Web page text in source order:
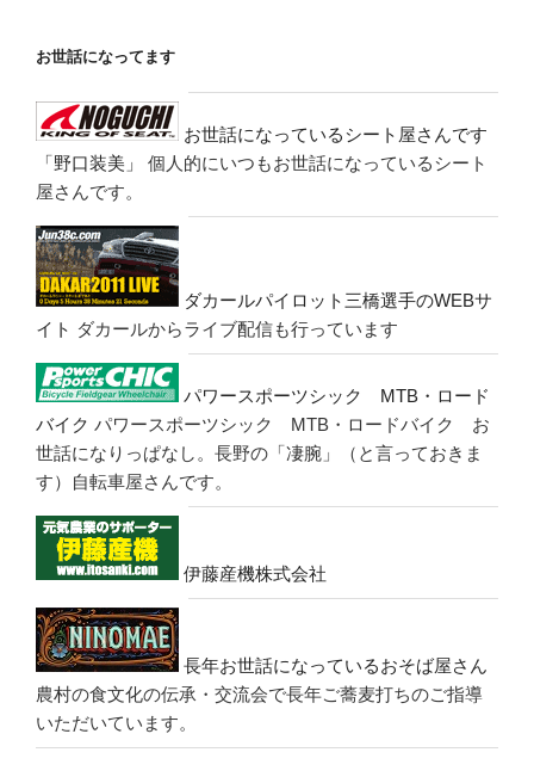
お世話になってます
お世話になっているシート屋さんです
「野口装美」
個人的にいつもお世話になっているシート
屋さんです。
ダカールパイロット三橋選手のWEBサ
イト ダカールからライブ配信も行っています
パワースポーツシック MTB・ロード
バイク パワースポーツシック MTB・ロードバイク お
世話になりっぱなし。長野の「凄腕」（と言っておきま
す）自転車屋さんです。
伊藤産機株式会社
長年お世話になっているおそば屋さん
農村の食文化の伝承・交流会で長年ご蕎麦打ちのご指導
いただいています。